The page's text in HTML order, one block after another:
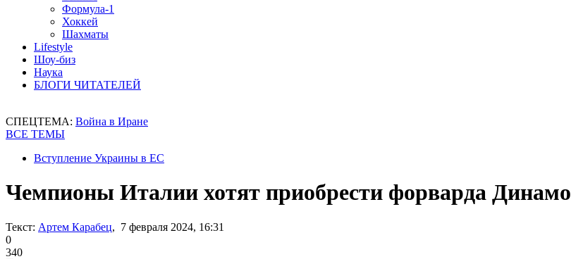
Формула-1
Хоккей
Шахматы
Lifestyle
Шоу-биз
Наука
БЛОГИ ЧИТАТЕЛЕЙ
СПЕЦТЕМА: Война в Иране
ВСЕ ТЕМЫ
Вступление Украины в ЕС
Чемпионы Италии хотят приобрести форварда Динамо
Текст: Артем Карабец, 7 февраля 2024, 16:31
0
340